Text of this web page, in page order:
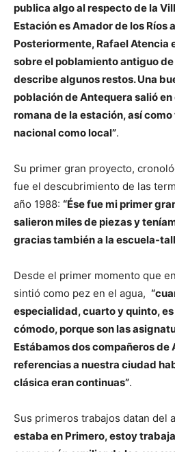
publica algo al respecto de la
Estación es Amador de los Ríos
Posteriormente, Rafael Atencia
sobre el poblamiento antiguo
describe algunos restos. Una
población de Antequera salió
romana de la estación, así
nacional como local”.
Su primer gran proyecto,
fue el descubrimiento de las
año 1988: “Ése fue mi primer
salieron miles de piezas y
gracias también a la escuela-
Desde el primer momento que
sintió como pez en el agua,
especialidad, cuarto y quinto,
cómodo, porque son las
Estábamos dos compañeros de
referencias a nuestra ciudad
clásica eran continuas”.
Sus primeros trabajos datan del
estaba en Primero, estoy